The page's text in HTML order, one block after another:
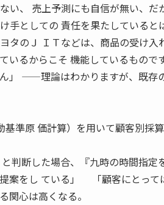
い、 売上予測にも自信が無い、だ
手としての 責任を果たしていると
のＪ ＩＴなどは、商品の受け入
るからこそ 機能しているものです
」 ——理論はわかりますが、既存
準原 価計算）を用いて顧客別採
判断した場合、『九時の時間指定
案をし ている」 「顧客にとって
関心は高くなる。